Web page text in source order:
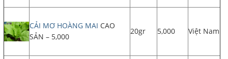
CẢI MƠ HOÀNG MAI CAO
SẢN – 5,000
20gr 5,000 Việt Nam